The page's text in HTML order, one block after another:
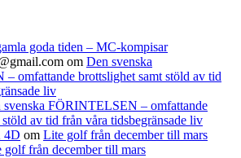
goda tiden – MC-kompisar
om Den svenska
omfattande brottslighet samt stöld av tid
liv
svenska FÖRINTELSEN – omfattande
av tid från våra tidsbegränsade liv
4D om Lite golf från december till mars
golf från december till mars